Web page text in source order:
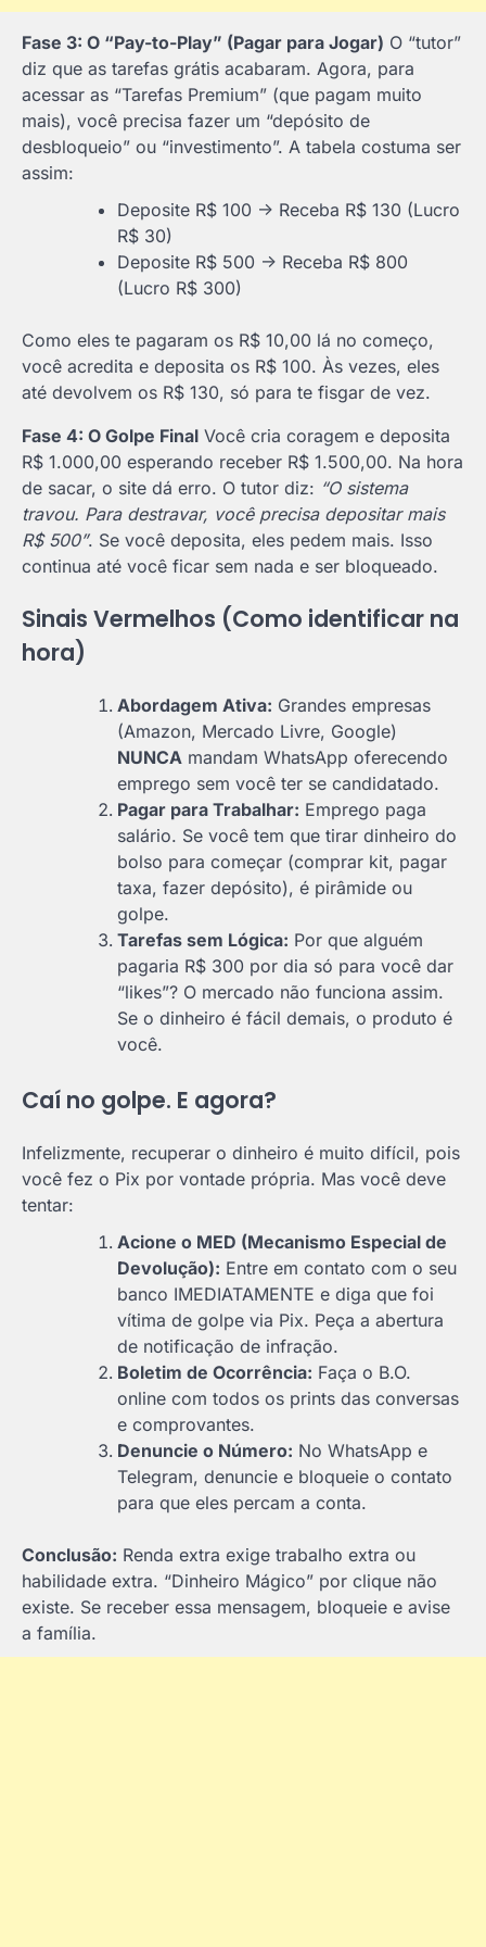
Fase 3: O “Pay-to-Play” (Pagar para Jogar) O “tutor”
diz que as tarefas grátis acabaram. Agora, para
acessar as “Tarefas Premium” (que pagam muito
mais), você precisa fazer um “depósito de
desbloqueio” ou “investimento”. A tabela costuma ser
assim:
Deposite R$ 100 -> Receba R$ 130 (Lucro
R$ 30)
Deposite R$ 500 -> Receba R$ 800
(Lucro R$ 300)
Como eles te pagaram os R$ 10,00 lá no começo,
você acredita e deposita os R$ 100. Às vezes, eles
até devolvem os R$ 130, só para te fisgar de vez.
Fase 4: O Golpe Final Você cria coragem e deposita
R$ 1.000,00 esperando receber R$ 1.500,00. Na hora
de sacar, o site dá erro. O tutor diz: “O sistema
travou. Para destravar, você precisa depositar mais
R$ 500”. Se você deposita, eles pedem mais. Isso
continua até você ficar sem nada e ser bloqueado.
Sinais Vermelhos (Como identificar na
hora)
Abordagem Ativa: Grandes empresas
(Amazon, Mercado Livre, Google)
NUNCA mandam WhatsApp oferecendo
emprego sem você ter se candidatado.
Pagar para Trabalhar: Emprego paga
salário. Se você tem que tirar dinheiro do
bolso para começar (comprar kit, pagar
taxa, fazer depósito), é pirâmide ou
golpe.
Tarefas sem Lógica: Por que alguém
pagaria R$ 300 por dia só para você dar
“likes”? O mercado não funciona assim.
Se o dinheiro é fácil demais, o produto é
você.
Caí no golpe. E agora?
Infelizmente, recuperar o dinheiro é muito difícil, pois
você fez o Pix por vontade própria. Mas você deve
tentar:
Acione o MED (Mecanismo Especial de
Devolução): Entre em contato com o seu
banco IMEDIATAMENTE e diga que foi
vítima de golpe via Pix. Peça a abertura
de notificação de infração.
Boletim de Ocorrência: Faça o B.O.
online com todos os prints das conversas
e comprovantes.
Denuncie o Número: No WhatsApp e
Telegram, denuncie e bloqueie o contato
para que eles percam a conta.
Conclusão: Renda extra exige trabalho extra ou
habilidade extra. “Dinheiro Mágico” por clique não
existe. Se receber essa mensagem, bloqueie e avise
a família.